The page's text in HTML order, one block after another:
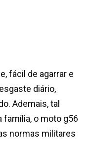
fácil de agarrar e
diário,
Ademais, tal
o moto g56
normas militares